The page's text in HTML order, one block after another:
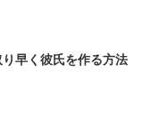
早く彼氏を作る方法